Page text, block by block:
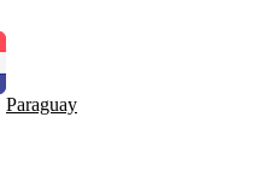
Paraguay